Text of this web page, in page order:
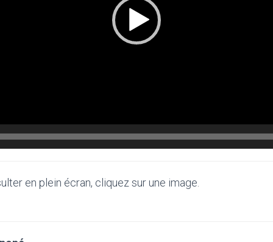
en plein écran, cliquez sur une image.